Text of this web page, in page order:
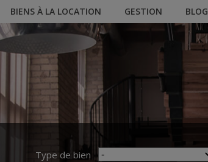
BIENS À LA LOCATION GESTION BLOG
Type de bien